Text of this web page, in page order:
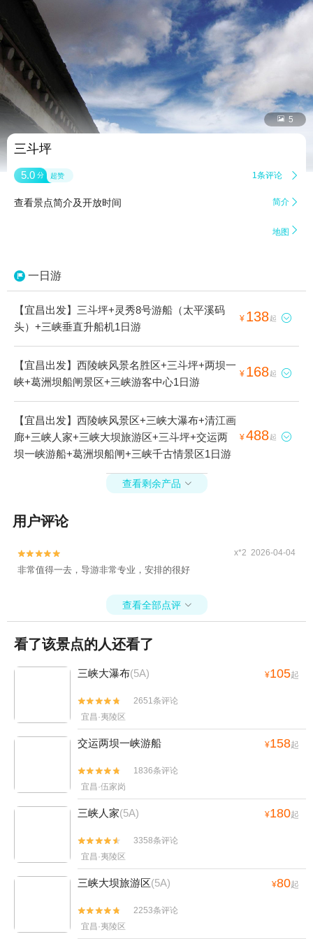
 5
三斗坪
5.0 分 超赞 1条评论 
查看景点简介及开放时间 简介 
地图 
一日游
【宜昌出发】三斗坪+灵秀8号游船（太平溪码
头）+三峡垂直升船机1日游
¥ 138起 
【宜昌出发】西陵峡风景名胜区+三斗坪+两坝一
峡+葛洲坝船闸景区+三峡游客中心1日游
¥ 168起 
【宜昌出发】西陵峡风景区+三峡大瀑布+清江画
廊+三峡人家+三峡大坝旅游区+三斗坪+交运两
坝一峡游船+葛洲坝船闸+三峡千古情景区1日游
¥488起 
查看剩余产品 
用户评论

 x*2 2026-04-04
非常值得一去，导游非常专业，安排的很好
查看全部点评 
看了该景点的人还看了
三峡大瀑布(5A) ¥105起


2651条评论
宜昌·夷陵区
交运两坝一峡游船 ¥158起


1836条评论
宜昌·伍家岗
三峡人家(5A) ¥180起


3358条评论
宜昌·夷陵区
三峡大坝旅游区(5A) ¥80起


2253条评论
宜昌·夷陵区